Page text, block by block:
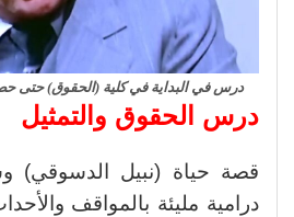
درس في البداية في كلية (الحقوق) حتى
درس الحقوق والتمثيل
قصة حياة (نبيل الدسوقي)
درامية مليئة بالمواقف